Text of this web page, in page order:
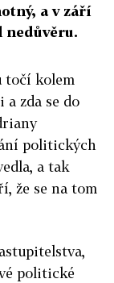
a v září
nedůvěru.
točí kolem
zda se do
politických
a tak
že se na tom
politické